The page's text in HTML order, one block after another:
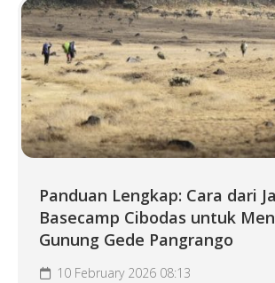
Panduan Lengkap: Cara dari
Basecamp Cibodas untuk
Gunung Gede Pangrango
10 February 2026 08:13